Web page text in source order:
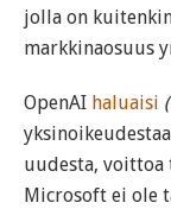
jolla on
markkinaosuus
OpenAI haluaisi
uudesta, voittoa
Microsoft ei ole